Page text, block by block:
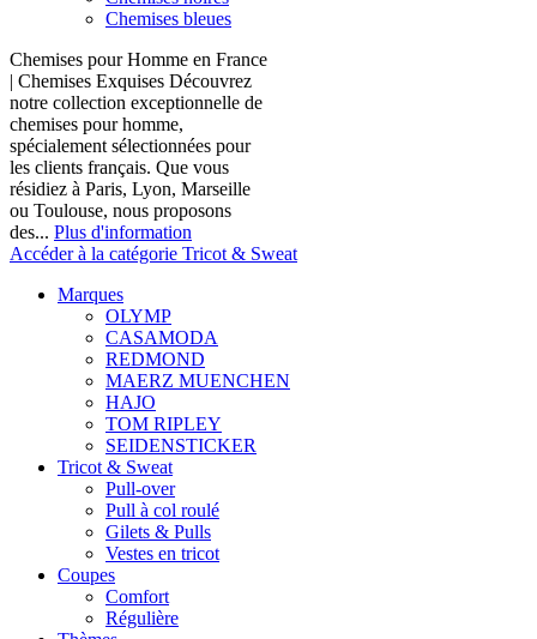
Chemises bleues
Chemises pour Homme en France
| Chemises Exquises Découvrez
notre collection exceptionnelle de
chemises pour homme,
spécialement sélectionnées pour
les clients français. Que vous
résidiez à Paris, Lyon, Marseille
ou Toulouse, nous proposons
des... Plus d'information
Accéder à la catégorie Tricot & Sweat
Marques
OLYMP
CASAMODA
REDMOND
MAERZ MUENCHEN
HAJO
TOM RIPLEY
SEIDENSTICKER
Tricot & Sweat
Pull-over
Pull à col roulé
Gilets & Pulls
Vestes en tricot
Coupes
Comfort
Régulière